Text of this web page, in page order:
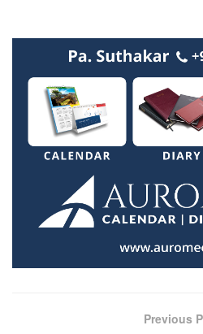
Previous